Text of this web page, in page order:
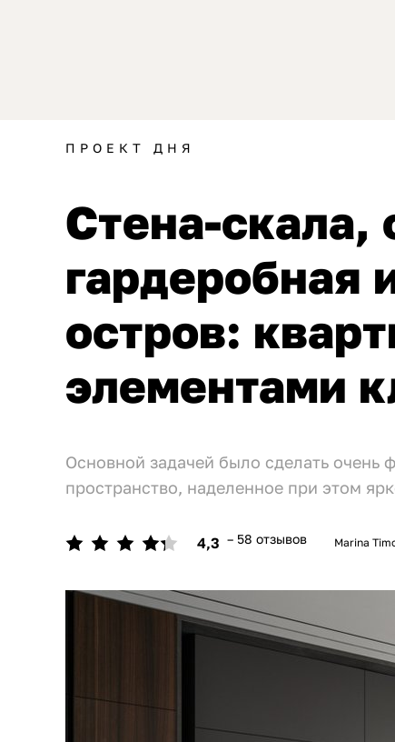
ПРОЕКТ ДНЯ
Стена-скала,
гардеробная
остров:
элементами
Основной задачей было сделать очень
пространство, наделенное при этом
4,3 – 58 отзывов Marina